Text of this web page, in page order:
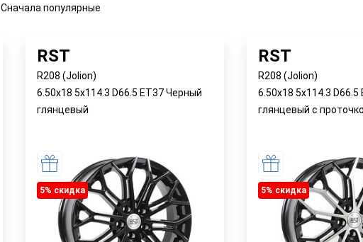
Сначала популярные
RST
R208 (Jolion)
6.50x18 5x114.3 D66.5 ET37 Черный
глянцевый
5% cкидка
RST
R208 (Jolion)
6.50x18 5x114.3
глянцевый с
5% cкидка